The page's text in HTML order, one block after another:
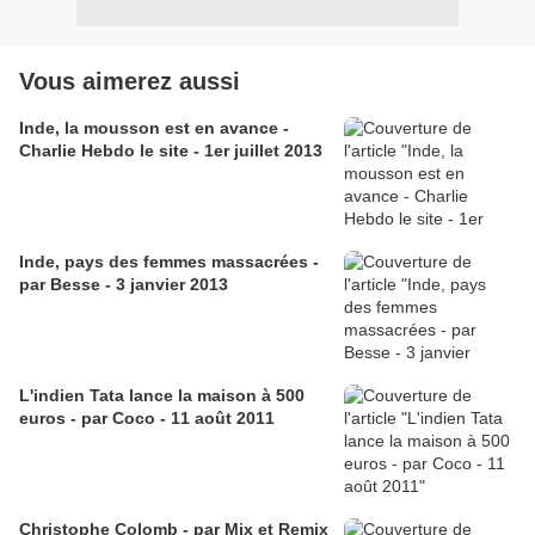
Vous aimerez aussi
Inde, la mousson est en avance -
Charlie Hebdo le site - 1er juillet 2013
Inde, pays des femmes massacrées -
par Besse - 3 janvier 2013
L'indien Tata lance la maison à 500
euros - par Coco - 11 août 2011
Christophe Colomb - par Mix et Remix